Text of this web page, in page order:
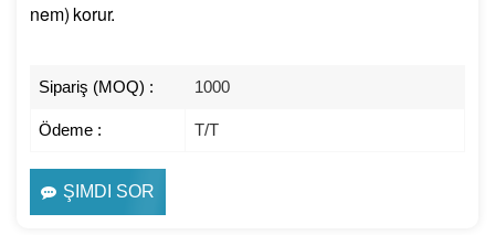
nem) korur.
Sipariş (MOQ) : 1000
Ödeme : T/T
ŞIMDI SOR